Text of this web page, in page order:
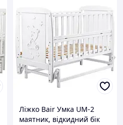
Ліжко Bair Умка UM-2
маятник, відкидний бік